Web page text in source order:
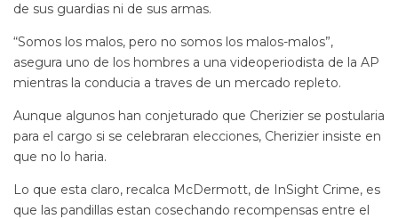
de sus guardias ni de sus armas.
“Somos los malos, pero no somos los malos-malos”,
asegura uno de los hombres a una videoperiodista de la AP
mientras la conducia a traves de un mercado repleto.
Aunque algunos han conjeturado que Cherizier se postularia
para el cargo si se celebraran elecciones, Cherizier insiste en
que no lo haria.
Lo que esta claro, recalca McDermott, de InSight Crime, es
que las pandillas estan cosechando recompensas entre el